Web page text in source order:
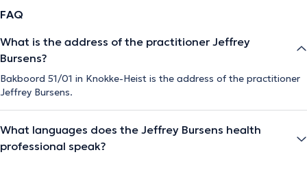
FAQ
What is the address of the practitioner Jeffrey
Bursens?
Bakboord 51/01 in Knokke-Heist is the address of the practitioner
Jeffrey Bursens.
What languages does the Jeffrey Bursens health
professional speak?